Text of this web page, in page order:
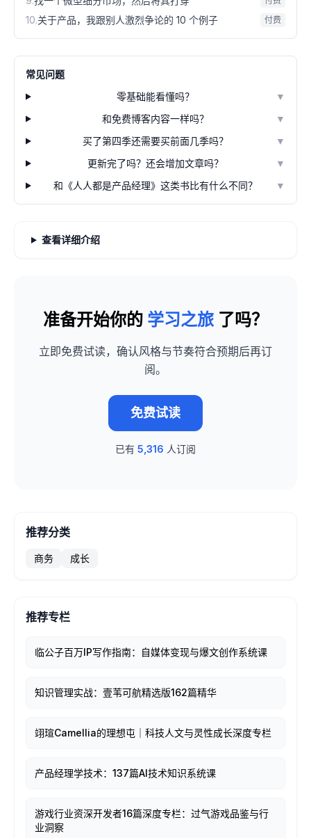
10.关于产品，我跟别人激烈争论的 10 个例子 付费
常见问题
零基础能看懂吗？
▼
和免费博客内容一样吗？
▼
买了第四季还需要买前面几季吗？
▼
更新完了吗？还会增加文章吗？
▼
和《人人都是产品经理》这类书比有什么不同？
▼
查看详细介绍
准备开始你的 学习之旅 了吗？
立即免费试读，确认风格与节奏符合预期后再订
阅。
免费试读
已有 5,316 人订阅
推荐分类
商务 成长
推荐专栏
临公子百万IP写作指南：自媒体变现与爆文创作系统课
知识管理实战：壹苇可航精选版162篇精华
翊瑄Camellia的理想屯｜科技人文与灵性成长深度专栏
产品经理学技术：137篇AI技术知识系统课
游戏行业资深开发者16篇深度专栏：过气游戏品鉴与行
业洞察